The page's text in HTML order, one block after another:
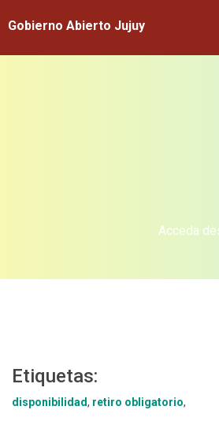
Gobierno Abierto Jujuy
Acceda
Etiquetas:
disponibilidad, retiro obligatorio,